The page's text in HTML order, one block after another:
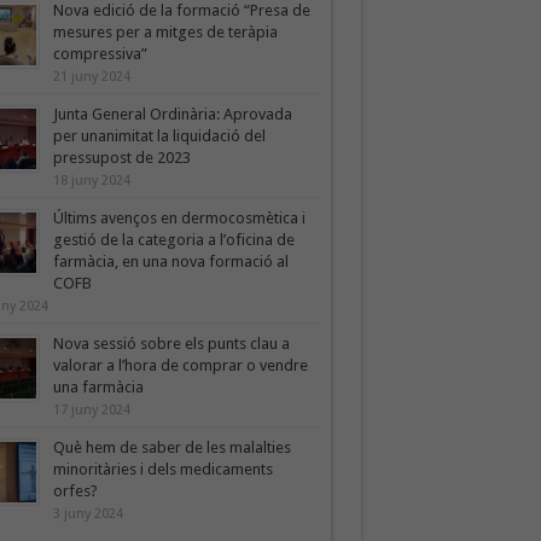
Nova edició de la formació “Presa de
mesures per a mitges de teràpia
compressiva”
21 juny 2024
Junta General Ordinària: Aprovada
per unanimitat la liquidació del
pressupost de 2023
18 juny 2024
Últims avenços en dermocosmètica i
gestió de la categoria a l’oficina de
farmàcia, en una nova formació al
COFB
2024
Nova sessió sobre els punts clau a
valorar a l’hora de comprar o vendre
una farmàcia
17 juny 2024
Què hem de saber de les malalties
minoritàries i dels medicaments
orfes?
3 juny 2024